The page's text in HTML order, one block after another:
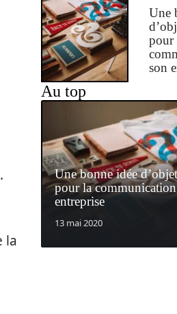
la
Une
pour
son
Au top
Une bonne idée
pour la
entreprise
13 mai 2020